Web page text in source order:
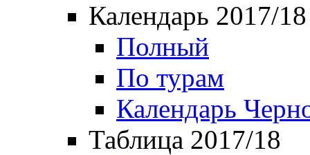
Календарь 2017/18
Полный
По турам
Календарь
Таблица 2017/18